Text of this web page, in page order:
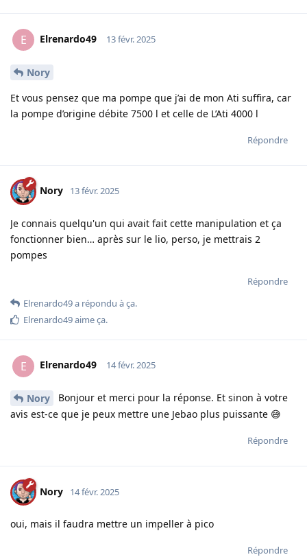
E Elrenardo49 13 févr. 2025
Nory
Et vous pensez que ma pompe que j’ai de mon Ati suffira, car
la pompe d’origine débite 7500 l et celle de L’Ati 4000 l
Répondre
Nory 13 févr. 2025
Je connais quelqu'un qui avait fait cette manipulation et ça
fonctionner bien… après sur le lio, perso, je mettrais 2
pompes
Répondre
Elrenardo49a répondu à ça.
Elrenardo49aime ça.
E Elrenardo49 14 févr. 2025
Nory
Bonjour et merci pour la réponse. Et sinon à votre
avis est-ce que je peux mettre une Jebao plus puissante 😅
Répondre
Nory 14 févr. 2025
oui, mais il faudra mettre un impeller à pico
Répondre